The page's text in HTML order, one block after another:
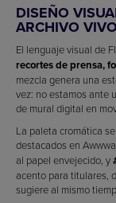
DISEÑO
ARCHIVO
El lenguaje visual de
recortes de prensa,
mezcla genera una
vez: no estamos ante
de mural digital en
La paleta cromática
destacados en
al papel envejecido, y
acento para titulares,
sugiere al mismo